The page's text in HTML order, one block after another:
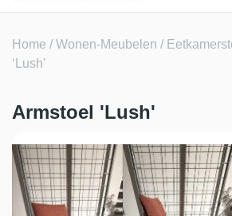
Home /Wonen-Meubelen /
‘Lush’
Armstoel 'Lush'